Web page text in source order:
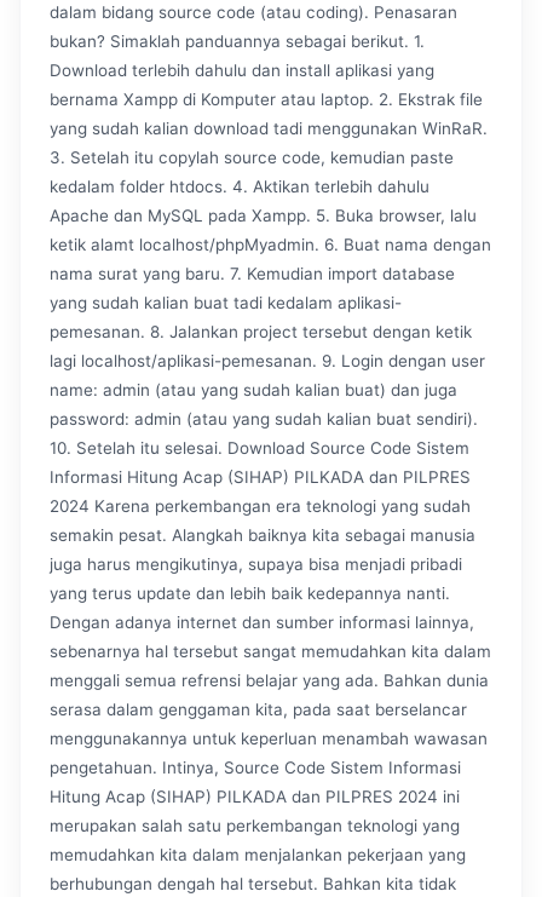
dalam bidang source code (atau coding). Penasaran
bukan? Simaklah panduannya sebagai berikut. 1.
Download terlebih dahulu dan install aplikasi yang
bernama Xampp di Komputer atau laptop. 2. Ekstrak file
yang sudah kalian download tadi menggunakan WinRaR.
3. Setelah itu copylah source code, kemudian paste
kedalam folder htdocs. 4. Aktikan terlebih dahulu
Apache dan MySQL pada Xampp. 5. Buka browser, lalu
ketik alamt localhost/phpMyadmin. 6. Buat nama dengan
nama surat yang baru. 7. Kemudian import database
yang sudah kalian buat tadi kedalam aplikasi-
pemesanan. 8. Jalankan project tersebut dengan ketik
lagi localhost/aplikasi-pemesanan. 9. Login dengan user
name: admin (atau yang sudah kalian buat) dan juga
password: admin (atau yang sudah kalian buat sendiri).
10. Setelah itu selesai. Download Source Code Sistem
Informasi Hitung Acap (SIHAP) PILKADA dan PILPRES
2024 Karena perkembangan era teknologi yang sudah
semakin pesat. Alangkah baiknya kita sebagai manusia
juga harus mengikutinya, supaya bisa menjadi pribadi
yang terus update dan lebih baik kedepannya nanti.
Dengan adanya internet dan sumber informasi lainnya,
sebenarnya hal tersebut sangat memudahkan kita dalam
menggali semua refrensi belajar yang ada. Bahkan dunia
serasa dalam genggaman kita, pada saat berselancar
menggunakannya untuk keperluan menambah wawasan
pengetahuan. Intinya, Source Code Sistem Informasi
Hitung Acap (SIHAP) PILKADA dan PILPRES 2024 ini
merupakan salah satu perkembangan teknologi yang
memudahkan kita dalam menjalankan pekerjaan yang
berhubungan dengah hal tersebut. Bahkan kita tidak